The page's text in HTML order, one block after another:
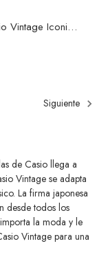
Reloj Casio Vintage Iconic Acero Plateado Caja Rectangular Esfera Multicolor
Siguiente
de Casio llega a
Vintage se adapta
La firma japonesa
desde todos los
la moda y le
Vintage para una